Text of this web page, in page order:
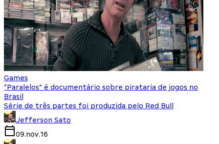
Games
“Paralelos” é documentário sobre pirataria de jogos no
Brasil
Série de três partes foi produzida pelo Red Bull
Jefferson Sato
09.nov.16